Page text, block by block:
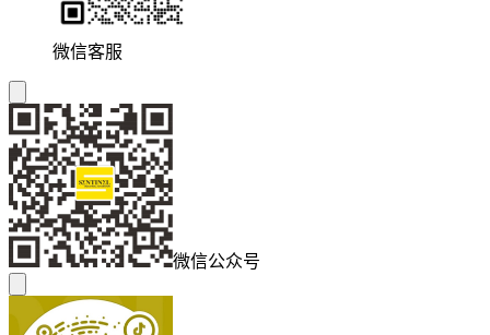
微信客服
微信公众号